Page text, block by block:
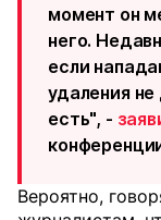
момент он
него.
если
удаления
есть", -
Вероятно,